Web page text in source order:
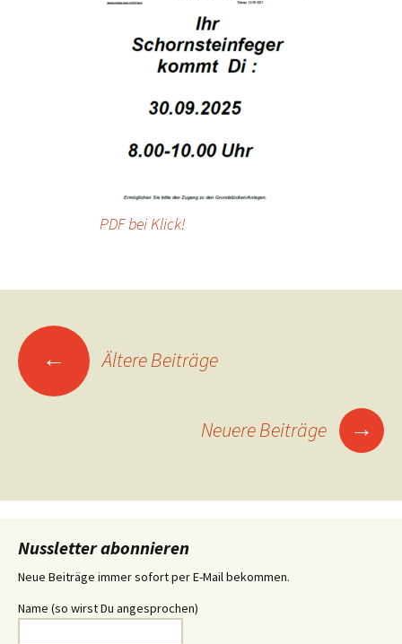
PDF bei Klick!
Beitrags-
Navigation
← Ältere Beiträge
Neuere Beiträge →
Nussletter abonnieren
Neue Beiträge immer sofort per E-Mail bekommen.
Name (so wirst Du angesprochen)